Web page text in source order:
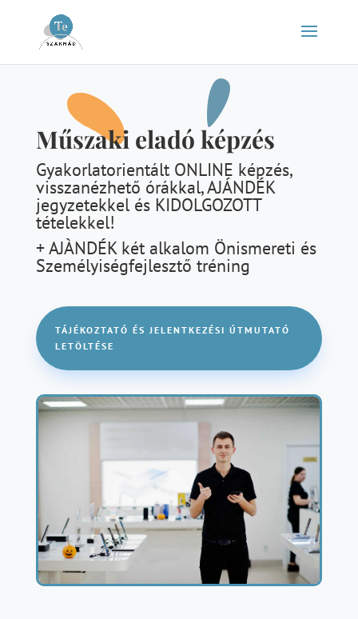
Műszaki eladó képzés
Gyakorlatorientált ONLINE képzés,
visszanézhető órákkal, AJÁNDÉK
jegyzetekkel és KIDOLGOZOTT
tételekkel!
+ AJÀNDÉK két alkalom Önismereti és
Személyiségfejlesztő tréning
TÁJÉKOZTATÓ ÉS JELENTKEZÉSI ÚTMUTATÓ
LETÖLTÉSE